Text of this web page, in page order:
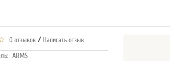
0 отзывов / Написать отзыв
ARMS